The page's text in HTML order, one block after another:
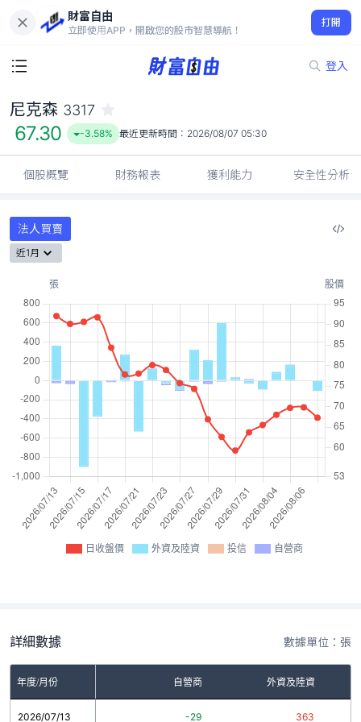
財富自由
立即使用APP，開啟您的股市智慧導航！
打開
登入
67.30
-3.58%
尼克森 3317
67.30 -3.58% 最近更新時間： 2026/08/07 05:30
個股概覽 財務報表 獲利能力 安全性分析
法人買賣
近1月
日收盤價 外資及陸資 投信 自營商
詳細數據 數據單位：張
年度/月份 自營商 外資及陸資
2026/07/13 -29 363